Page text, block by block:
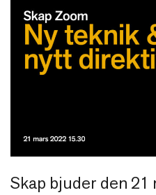
Skap bjuder den 21